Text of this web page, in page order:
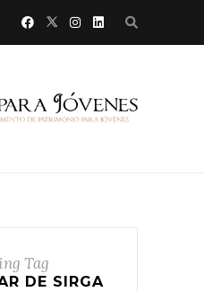
Tag
DE SIRGA